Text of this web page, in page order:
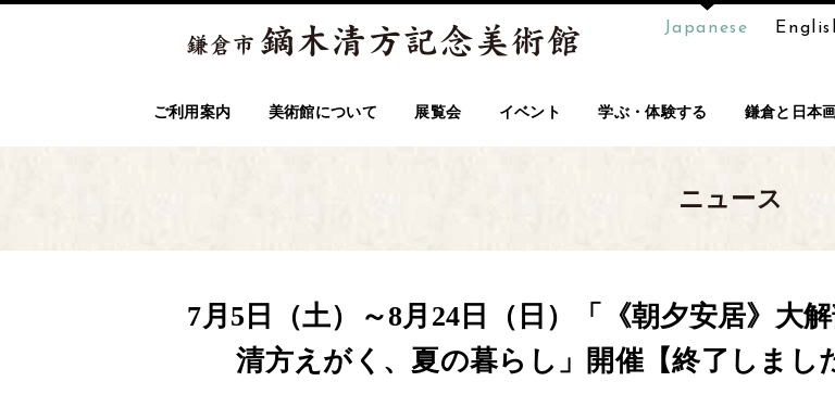
Japanese
ご利用案内 美術館について 展覧会 イベント 学ぶ・体験する 鎌倉と日本
ニュース
7月5日（土）～8月24日（日）「《朝夕安居》大
清方えがく、夏の暮らし」開催【終了しまし